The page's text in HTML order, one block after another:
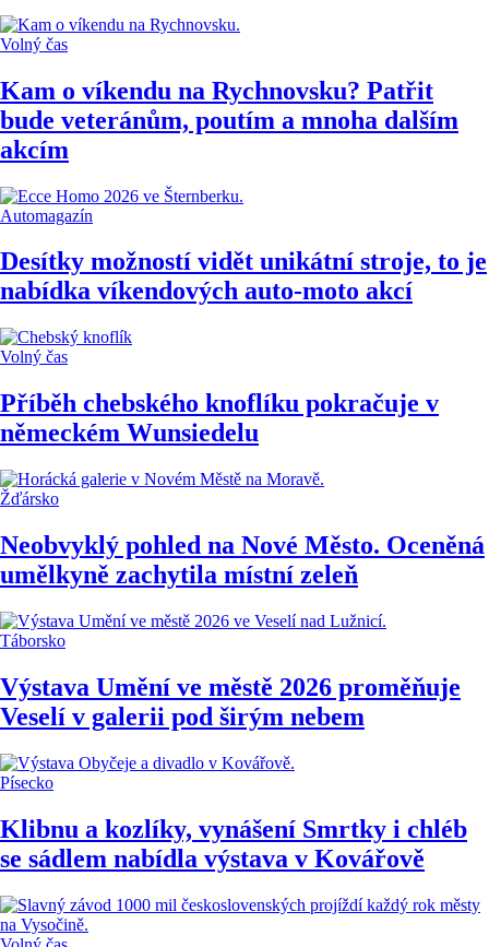
Volný čas
Kam o víkendu na Rychnovsku? Patřit
bude veteránům, poutím a mnoha dalším
akcím
Automagazín
Desítky možností vidět unikátní stroje, to je
nabídka víkendových auto-moto akcí
Volný čas
Příběh chebského knoflíku pokračuje v
německém Wunsiedelu
Žďársko
Neobvyklý pohled na Nové Město. Oceněná
umělkyně zachytila místní zeleň
Táborsko
Výstava Umění ve městě 2026 proměňuje
Veselí v galerii pod širým nebem
Písecko
Klibnu a kozlíky, vynášení Smrtky i chléb
se sádlem nabídla výstava v Kovářově